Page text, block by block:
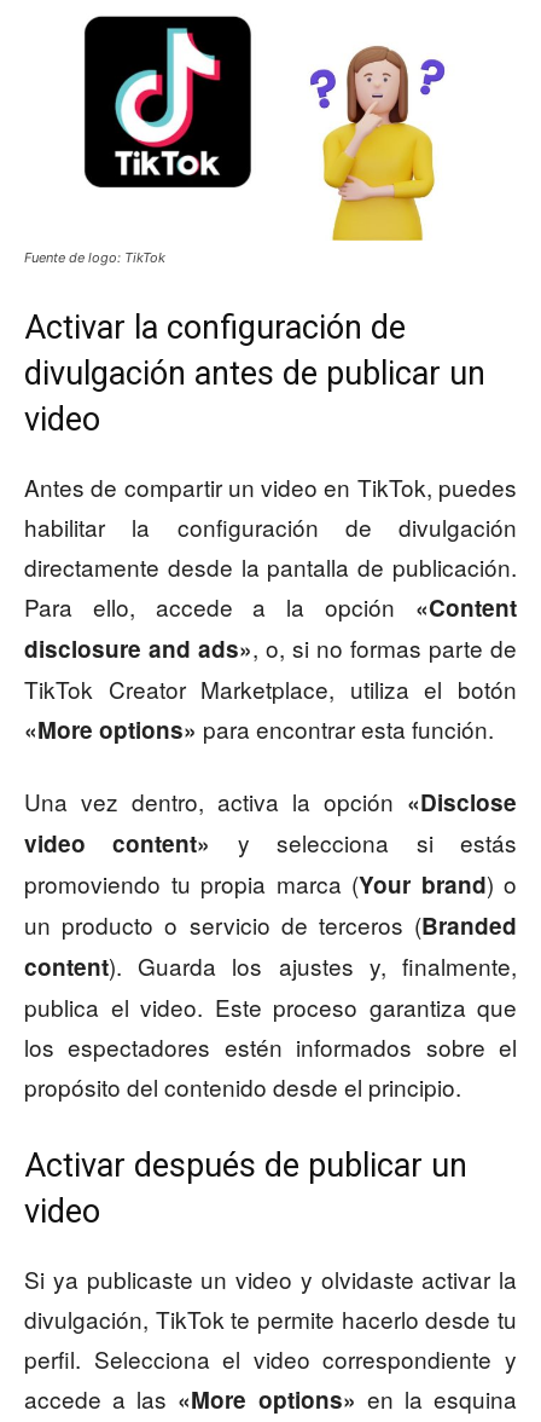
Fuente de logo: TikTok
Activar la configuración de
divulgación antes de publicar un
video
Antes de compartir un video en TikTok, puedes
habilitar la configuración de divulgación
directamente desde la pantalla de publicación.
Para ello, accede a la opción «Content
disclosure and ads», o, si no formas parte de
TikTok Creator Marketplace, utiliza el botón
«More options» para encontrar esta función.
Una vez dentro, activa la opción «Disclose
video content» y selecciona si estás
promoviendo tu propia marca (Your brand) o
un producto o servicio de terceros (Branded
content). Guarda los ajustes y, finalmente,
publica el video. Este proceso garantiza que
los espectadores estén informados sobre el
propósito del contenido desde el principio.
Activar después de publicar un
video
Si ya publicaste un video y olvidaste activar la
divulgación, TikTok te permite hacerlo desde tu
perfil. Selecciona el video correspondiente y
accede a las «More options» en la esquina